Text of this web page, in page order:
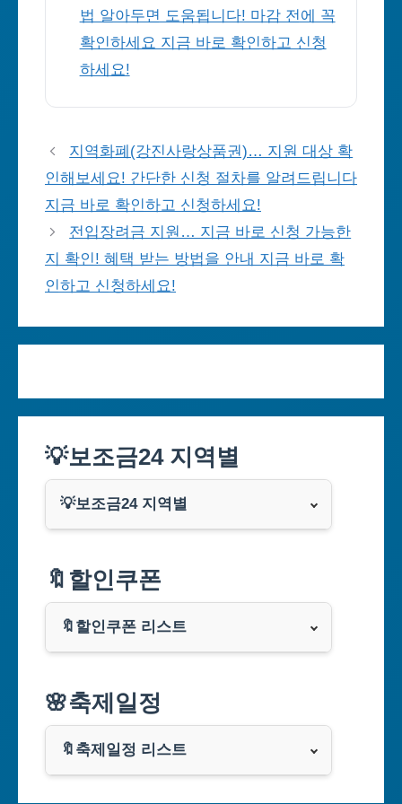
법 알아두면 도움됩니다! 마감 전에 꼭
확인하세요 지금 바로 확인하고 신청
하세요!
지역화폐(강진사랑상품권)… 지원 대상 확
인해보세요! 간단한 신청 절차를 알려드립니다
지금 바로 확인하고 신청하세요!
전입장려금 지원… 지금 바로 신청 가능한
지 확인! 혜택 받는 방법을 안내 지금 바로 확
인하고 신청하세요!
💡보조금24 지역별
💡보조금24 지역별
부산광역시
대구광역시
인천광역시
광주광역시
대전광역시
🔖할인쿠폰
🔖할인쿠폰 리스트
쿠팡
클룩
🌸축제일정
🔖축제일정 리스트